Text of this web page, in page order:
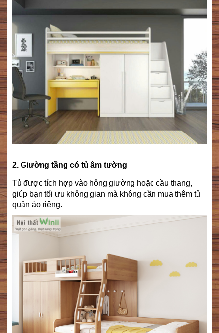
2. Giường tầng có tủ âm tường
Tủ được tích hợp vào hông giường hoặc cầu thang,
giúp bạn tối ưu không gian mà không cần mua thêm tủ
quần áo riêng.